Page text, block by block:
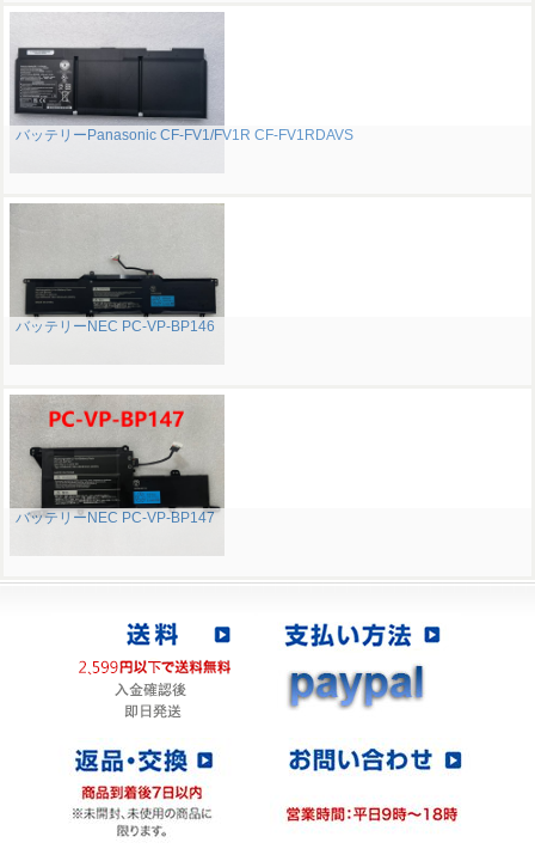
バッテリーPanasonic CF-FV1/FV1R CF-FV1RDAVS
バッテリーNEC PC-VP-BP146
バッテリーNEC PC-VP-BP147